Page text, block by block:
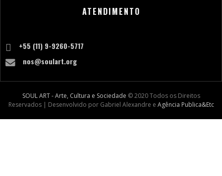
ATENDIMENTO
+55 (11) 9-9260-5717
nos@soulart.org
SOUL ART - Arte, Cultura e Sociedade © 2020 Todos os Direitos
Reservados | Desenvolvido por Gabriel Alexandre e Agência Publica&Etc